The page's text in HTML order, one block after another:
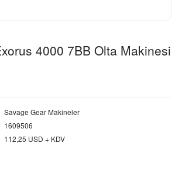
4000 7BB Olta Makinesi
Savage Gear Makineler
1609506
112,25 USD + KDV